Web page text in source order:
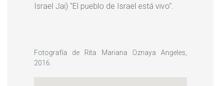
Israel Jai) "El pueblo de Israel está vivo".
Fotografía de Rita Mariana Oznaya Angeles,
2016.